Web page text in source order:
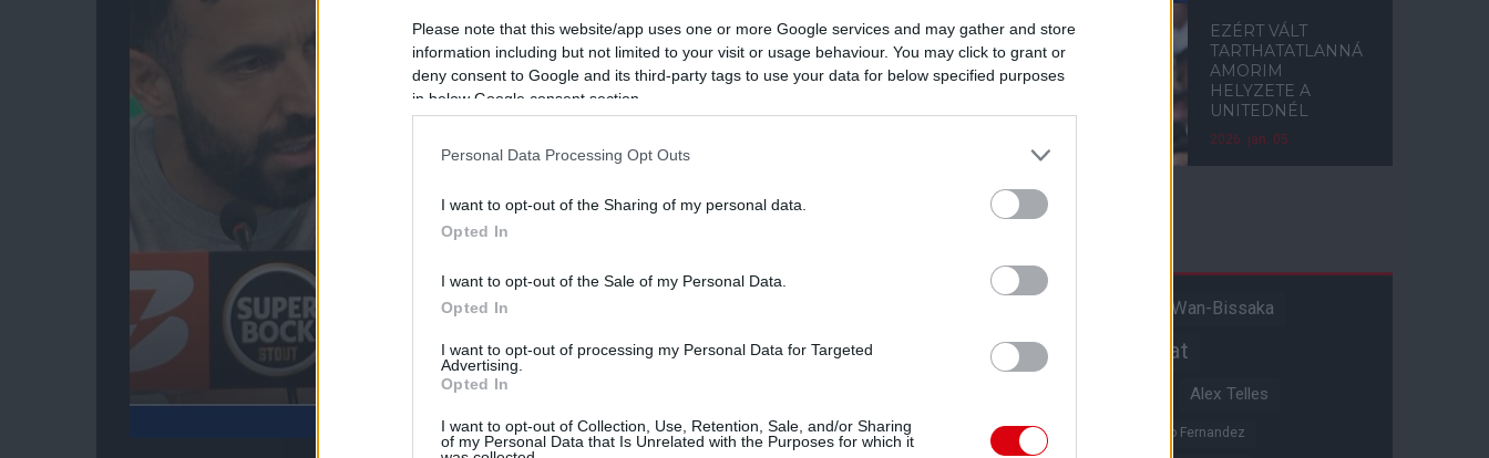
Please note that this website/app uses one or more Google services and may gather and store
information including but not limited to your visit or usage behaviour. You may click to grant or
deny consent to Google and its third-party tags to use your data for below specified purposes
in below Google consent section.
Personal Data Processing Opt Outs
I want to opt-out of the Sharing of my personal data.
Opted In
I want to opt-out of the Sale of my Personal Data.
Opted In
I want to opt-out of processing my Personal Data for Targeted
Advertising.
Opted In
I want to opt-out of Collection, Use, Retention, Sale, and/or Sharing
of my Personal Data that Is Unrelated with the Purposes for which it
EZÉRT VÁLT
TARTHATATLANNÁ
AMORIM
HELYZETE A
UNITEDNÉL
2026. jan. 05.
Aaron Wan-Bissaka
Akadémiai csapat
Alex Telles
Altay Bayindir Alvaro Fernandez